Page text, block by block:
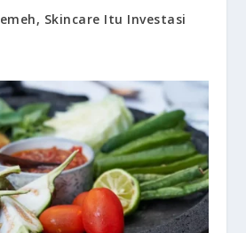
Skincare Itu Investasi